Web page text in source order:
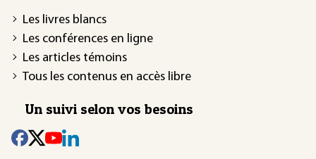
Les livres blancs
Les conférences en ligne
Les articles témoins
Tous les contenus en accès libre
Un suivi selon vos besoins